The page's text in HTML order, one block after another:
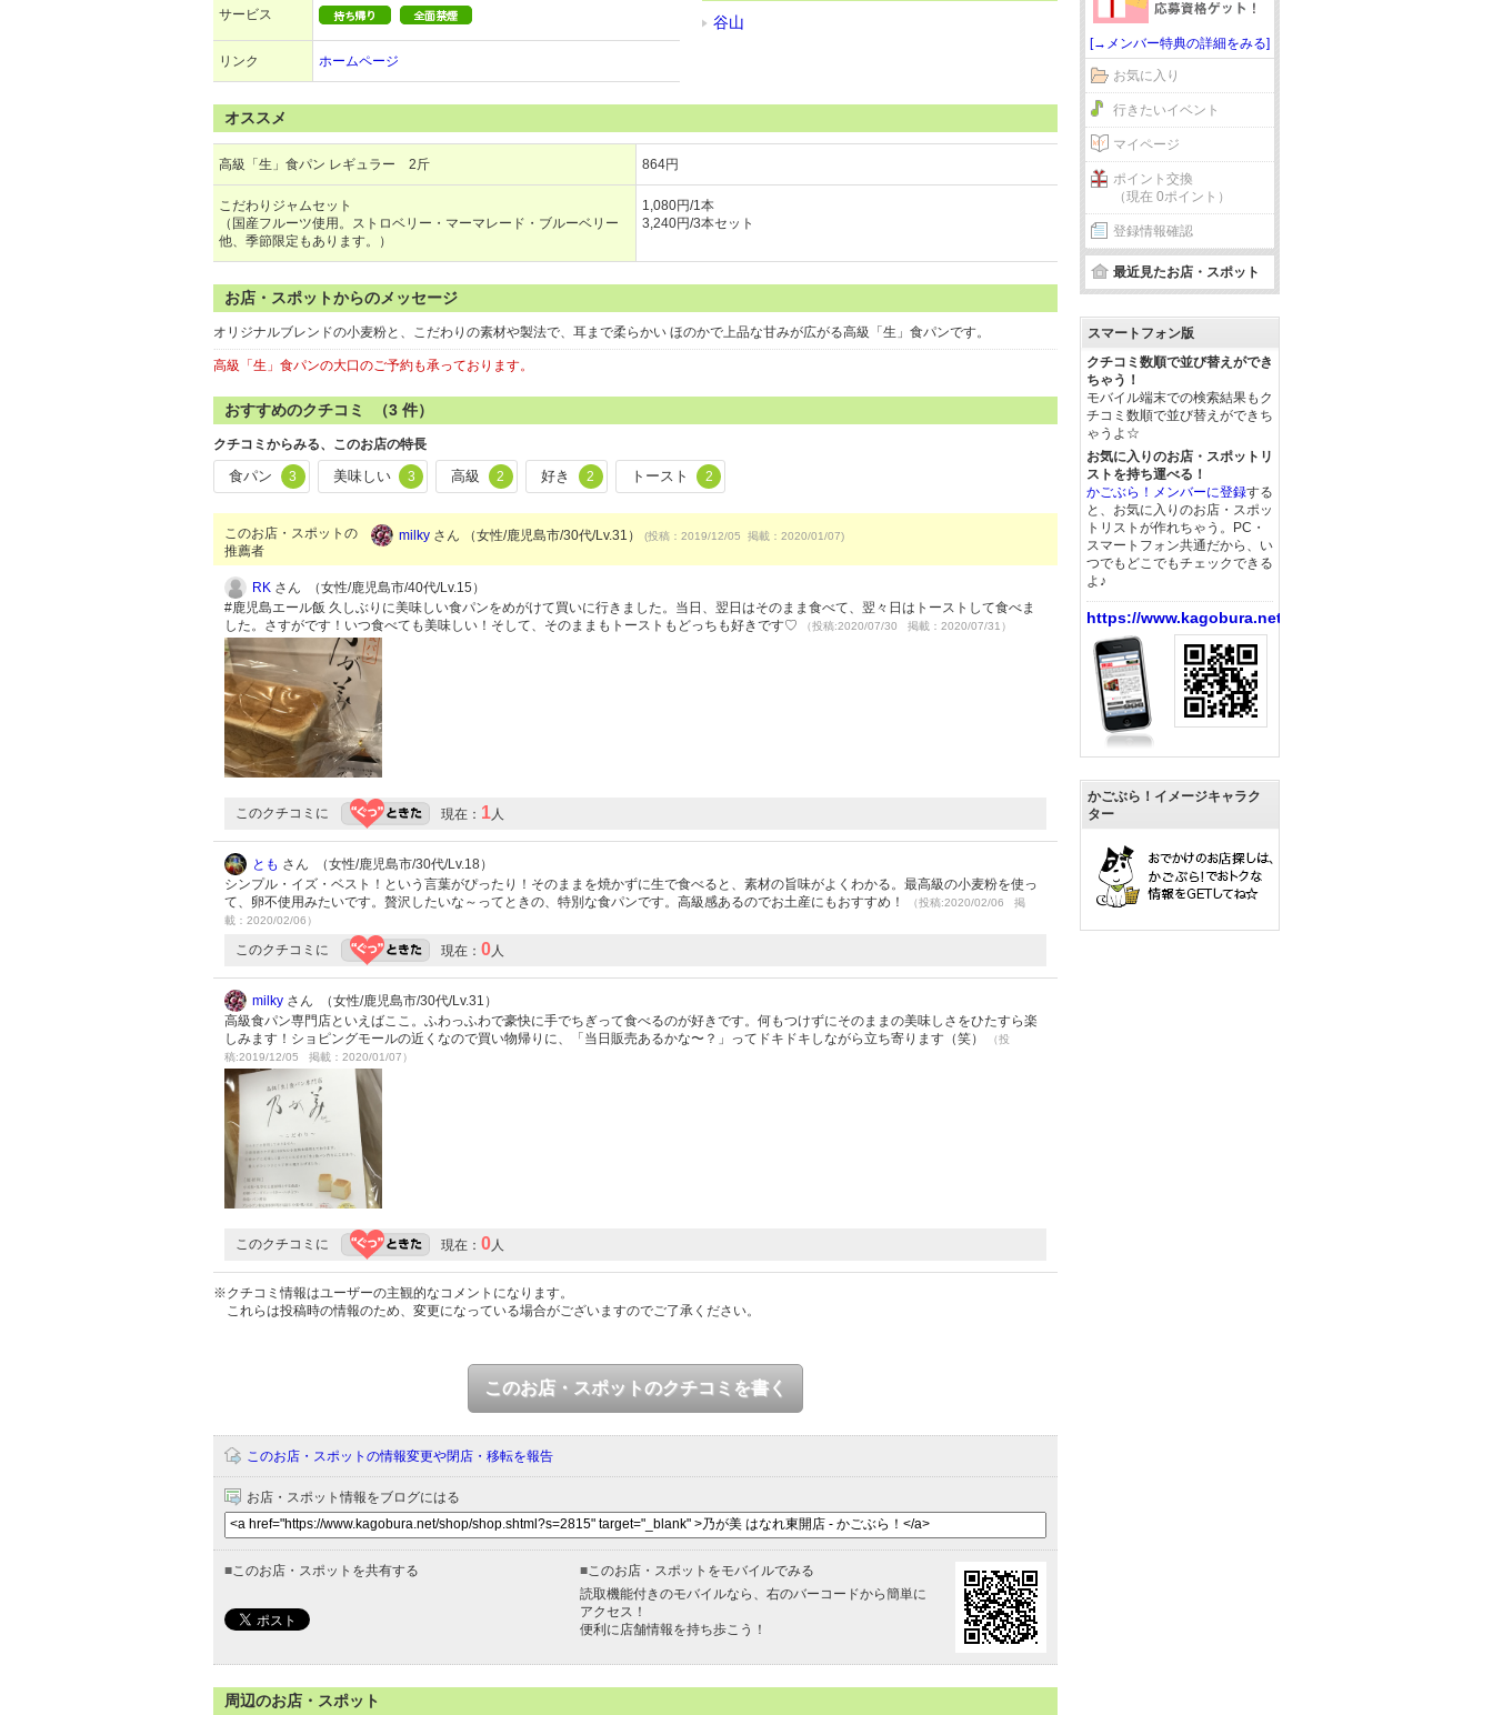
サービス
リンク ホームページ
谷山
オススメ
高級「生」食パン レギュラー 2斤 864円
こだわりジャムセット
（国産フルーツ使用。ストロベリー・マーマレード・ブルーベリー
他、季節限定もあります。）
1,080円/1本
3,240円/3本セット
お店・スポットからのメッセージ
オリジナルブレンドの小麦粉と、こだわりの素材や製法で、耳まで柔らかい ほのかで上品な甘みが広がる高級「生」食パンです。
高級「生」食パンの大口のご予約も承っております。
おすすめのクチコミ （3 件）
クチコミからみる、このお店の特長
食パン 3 美味しい 3 高級 2 好き 2 トースト 2
このお店・スポットの
推薦者
milky さん （女性/鹿児島市/30代/Lv.31） (投稿：2019/12/05 掲載：2020/01/07)
RK さん （女性/鹿児島市/40代/Lv.15）
#鹿児島エール飯 久しぶりに美味しい食パンをめがけて買いに行きました。当日、翌日はそのまま食べて、翌々日はトーストして食べま
した。さすがです！いつ食べても美味しい！そして、そのままもトーストもどっちも好きです♡
（投稿:2020/07/30 掲載：2020/07/31）
このクチコミに 現在： 1 人
とも さん （女性/鹿児島市/30代/Lv.18）
シンプル・イズ・ベスト！という言葉がぴったり！そのままを焼かずに生で食べると、素材の旨味がよくわかる。最高級の小麦粉を使っ
て、卵不使用みたいです。贅沢したいな～ってときの、特別な食パンです。高級感あるのでお土産にもおすすめ！
（投稿:2020/02/06 掲
載：2020/02/06）
このクチコミに 現在： 0 人
milky さん （女性/鹿児島市/30代/Lv.31）
高級食パン専門店といえばここ。ふわっふわで豪快に手でちぎって食べるのが好きです。何もつけずにそのままの美味しさをひたすら楽
しみます！ショピングモールの近くなので買い物帰りに、「当日販売あるかな〜？」ってドキドキしながら立ち寄ります（笑）
（投
稿:2019/12/05 掲載：2020/01/07）
このクチコミに 現在： 0 人
※クチコミ情報はユーザーの主観的なコメントになります。
これらは投稿時の情報のため、変更になっている場合がございますのでご了承ください。
このお店・スポットのクチコミを書く
このお店・スポットの情報変更や閉店・移転を報告
お店・スポット情報をブログにはる
■ このお店・スポットを共有する ■ このお店・スポットをモバイルでみる
読取機能付きのモバイルなら、右のバーコードから簡単に
アクセス！
便利に店舗情報を持ち歩こう！
周辺のお店・スポット
[→メンバー特典の詳細をみる]
お気に入り
行きたいイベント
マイページ
ポイント交換
（現在 0ポイント）
登録情報確認
最近見たお店・スポット
スマートフォン版
クチコミ数順で並び替えができ
ちゃう！
モバイル端末での検索結果もク
チコミ数順で並び替えができち
ゃうよ☆
お気に入りのお店・スポットリ
ストを持ち運べる！
かごぶら！メンバーに登録する
と、お気に入りのお店・スポッ
トリストが作れちゃう。PC・
スマートフォン共通だから、い
つでもどこでもチェックできる
よ♪
https://www.kagobura.net/
かごぶら！イメージキャラク
ター